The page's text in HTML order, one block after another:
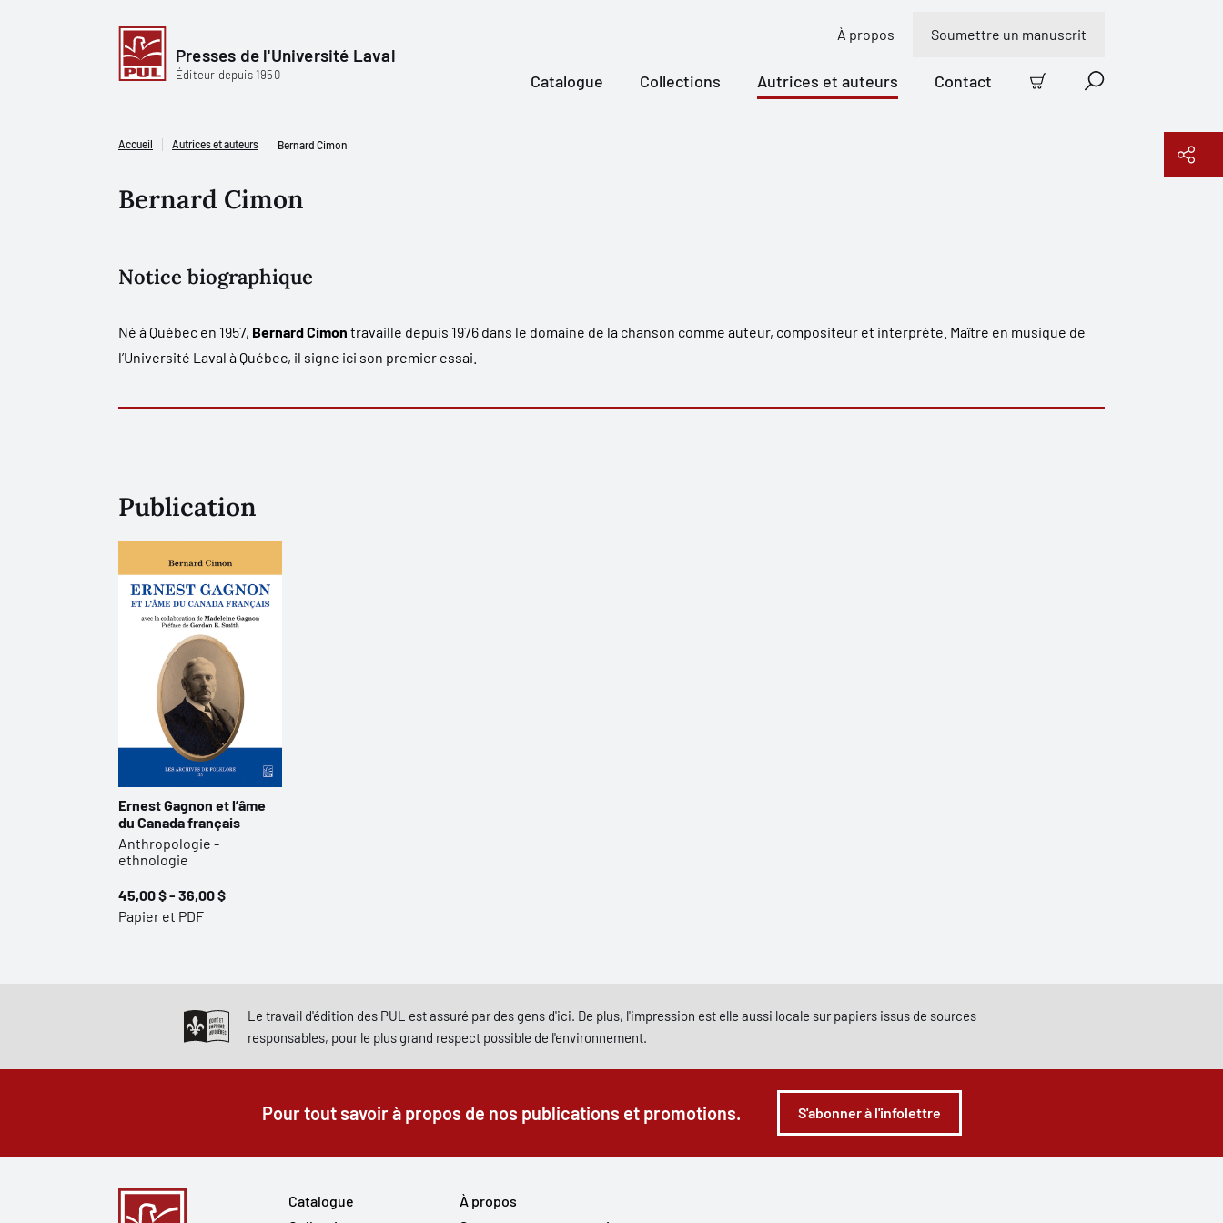
Presses de l'Université Laval
Éditeur depuis 1950
À propos Soumettre un manuscrit
Catalogue Collections Autrices et auteurs Contact
Panier Recherche
Accueil Autrices et auteurs Bernard Cimon
Bernard Cimon
Notice biographique
Né à Québec en 1957, Bernard Cimon travaille depuis 1976 dans le domaine de la chanson comme auteur, compositeur et interprète. Maître en musique de
l’Université Laval à Québec, il signe ici son premier essai.
Publication
Ernest Gagnon et l’âme
du Canada français
Anthropologie -
ethnologie
45,00 $ - 36,00 $
Papier et PDF
Le travail d'édition des PUL est assuré par des gens d'ici. De plus, l'impression est elle aussi locale sur papiers issus de sources
responsables, pour le plus grand respect possible de l'environnement.
Pour tout savoir à propos de nos publications et promotions. S'abonner à l'infolettre
Catalogue
À propos